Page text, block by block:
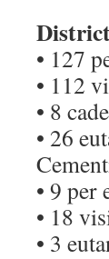
• 127
• 112
• 8
• 26
• 9 per
• 18
• 3